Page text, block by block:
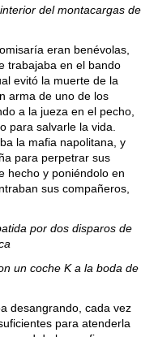
del montacargas de
eran benévolas,
trabajaba en el bando
evitó la muerte de la
arma de uno de los
a la jueza en el pecho,
para salvarle la vida.
la mafia napolitana, y
para perpetrar sus
hecho y poniéndolo en
sus compañeros,
por dos disparos de
un coche K a la boda de
desangrando, cada vez
para atenderla